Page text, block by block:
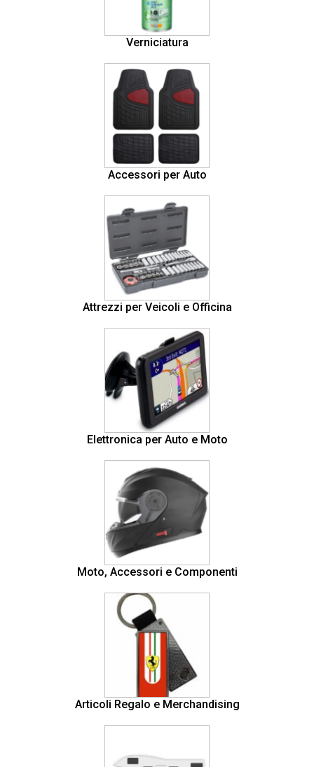
Verniciatura
Accessori per Auto
Attrezzi per Veicoli e Officina
Elettronica per Auto e Moto
Moto, Accessori e Componenti
Articoli Regalo e Merchandising